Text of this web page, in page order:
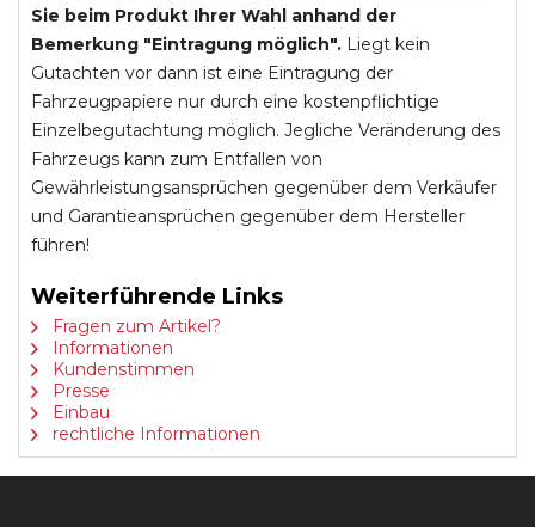
Sie beim Produkt Ihrer Wahl anhand der
Bemerkung "Eintragung möglich". Liegt kein
Gutachten vor dann ist eine Eintragung der
Fahrzeugpapiere nur durch eine kostenpflichtige
Einzelbegutachtung möglich. Jegliche Veränderung des
Fahrzeugs kann zum Entfallen von
Gewährleistungsansprüchen gegenüber dem Verkäufer
und Garantieansprüchen gegenüber dem Hersteller
führen!
Weiterführende Links
Fragen zum Artikel?
Informationen
Kundenstimmen
Presse
Einbau
rechtliche Informationen